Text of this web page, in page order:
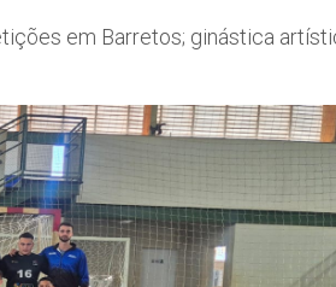
em Barretos; ginástica